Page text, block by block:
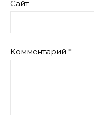
Сайт
Комментарий *